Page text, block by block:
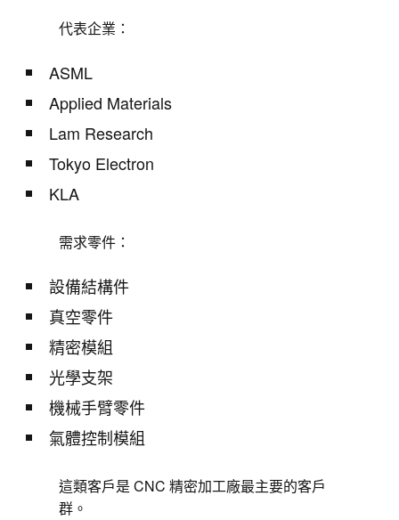
代表企業：
ASML
Applied Materials
Lam Research
Tokyo Electron
KLA
需求零件：
設備結構件
真空零件
精密模組
光學支架
機械手臂零件
氣體控制模組
這類客戶是 CNC 精密加工廠最主要的客戶
群。